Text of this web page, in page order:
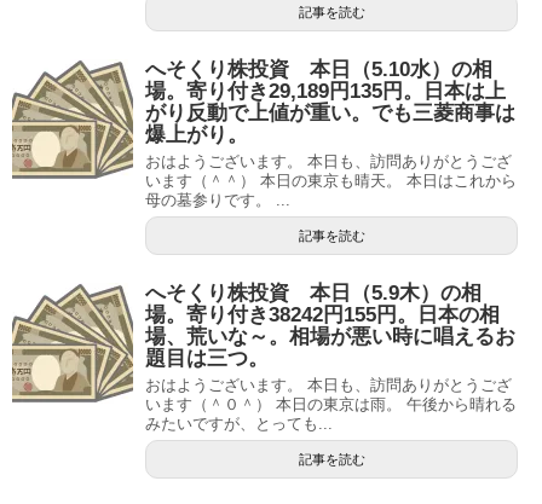
記事を読む
へそくり株投資 本日（5.10水）の相
場。寄り付き29,189円135円。日本は上
がり反動で上値が重い。でも三菱商事は
爆上がり。
おはようございます。 本日も、訪問ありがとうござ
います（＾＾） 本日の東京も晴天。 本日はこれから
母の墓参りです。 ...
記事を読む
へそくり株投資 本日（5.9木）の相
場。寄り付き38242円155円。日本の相
場、荒いな～。相場が悪い時に唱えるお
題目は三つ。
おはようございます。 本日も、訪問ありがとうござ
います（＾０＾） 本日の東京は雨。 午後から晴れる
みたいですが、とっても...
記事を読む